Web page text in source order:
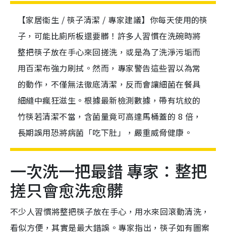
【家居衞生 / 筷子清潔 / 專家建議】你每天使用的筷
子，可能比廁所板還要髒！許多人習慣在洗碗時將
整把筷子放在手心來回搓洗，或是為了洗淨污垢而
用百潔布強力刷拭。然而，專家警告這些習以為常
的動作，不僅無法徹底清潔，反而會讓細菌在餐具
細縫中瘋狂滋生。根據最新檢測數據，帶有坑紋的
竹筷若清潔不當，含菌量竟可高達馬桶蓋的 8 倍，
長期誤用恐將病菌「吃下肚」，嚴重威脅健康。
一次洗一把最錯 專家：整把
搓只會愈洗愈髒
不少人習慣將整把筷子放在手心，用水來回滾動清洗，
看似方便，其實是最大錯誤。專家指出，筷子如有圖案